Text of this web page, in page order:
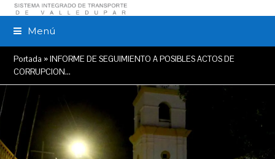
Menú
Portada »INFORME DE SEGUIMIENTO A POSIBLES ACTOS DE
CORRUPCION…